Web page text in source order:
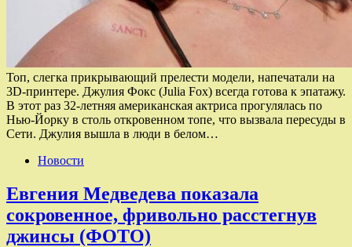
Топ, слегка прикрывающий прелести модели, напечатали на
3D-принтере. Джулия Фокс (Julia Fox) всегда готова к эпатажу.
В этот раз 32-летняя американская актриса прогулялась по
Нью-Йорку в столь откровенном топе, что вызвала пересуды в
Сети. Джулия вышла в люди в белом…
Новости
Евгения Медведева показала
сокровенное, фривольно расстегнув
джинсы (ФОТО)